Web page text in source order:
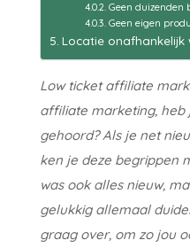
Geen duizenden
Geen eigen
Locatie onafhankelijk
Low ticket affiliate
affiliate marketing, heb
gehoord? Als je net
ken je deze begrippen
was ook alles nieuw,
gelukkig allemaal
graag over, om zo jou